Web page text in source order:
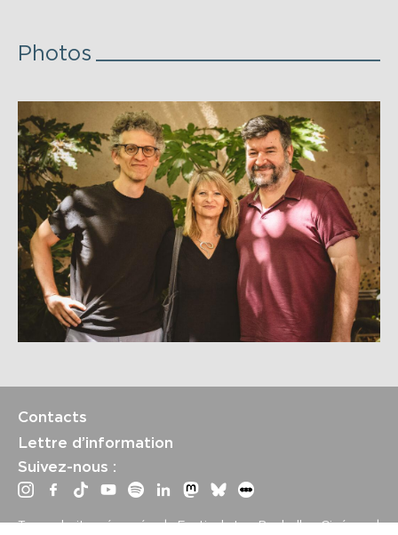
Photos
Contacts
Lettre d’information
Suivez-nous :
Tous droits réservés | Festival La Rochelle Cinéma |